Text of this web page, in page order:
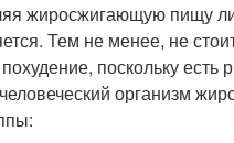
жиросжигающую пищу
Тем не менее, не
поскольку
организм